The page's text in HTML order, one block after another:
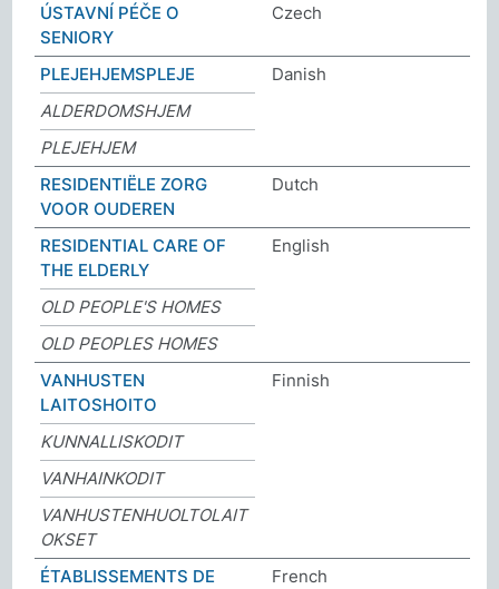
ÚSTAVNÍ PÉČE O
SENIORY
Czech
PLEJEHJEMSPLEJE
Danish
ALDERDOMSHJEM
PLEJEHJEM
RESIDENTIËLE ZORG
VOOR OUDEREN
Dutch
RESIDENTIAL CARE OF
THE ELDERLY
English
OLD PEOPLE'S HOMES
OLD PEOPLES HOMES
VANHUSTEN
LAITOSHOITO
Finnish
KUNNALLISKODIT
VANHAINKODIT
VANHUSTENHUOLTOLAIT
OKSET
ÉTABLISSEMENTS DE
French